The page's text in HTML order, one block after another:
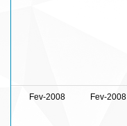
Fev-2008 Fev-2008